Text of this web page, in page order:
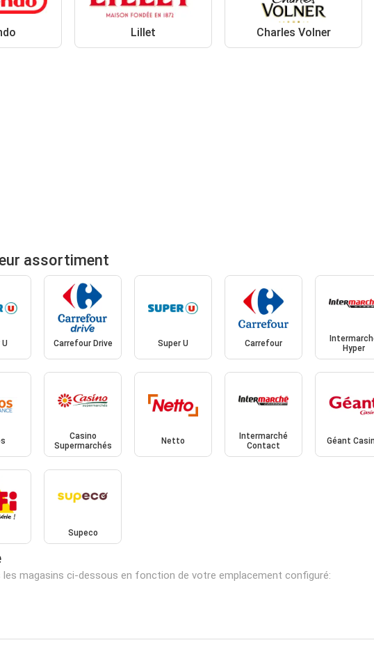
Lillet Charles Volner
assortiment
U Carrefour Drive Super U Carrefour
Hyper
Casino
Supermarchés
Netto
Intermarché
Contact
Géant
Supeco
magasins ci-dessous en fonction de votre emplacement configuré: